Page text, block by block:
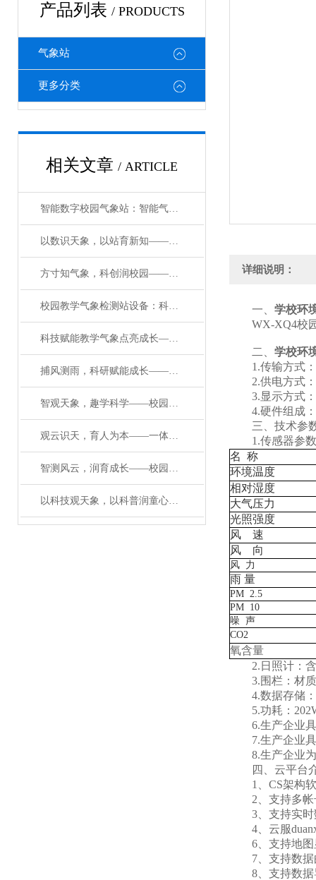
产品列表 / PRODUCTS
气象站
更多分类
相关文章 / ARTICLE
智能数字校园气象站：智能气象护航，筑牢校园育人新阵地
以数识天象，以站育新知——智能数字校园气象站系统赋能校园科普
方寸知气象，科创润校园——一体化校园气象观测设备科普介绍#2026已更新
校园教学气象检测站设备：科技赋能气象，深耕实践育人
科技赋能教学气象点亮成长—教学自动气象观测站，打造无围墙的科学实验室
捕风测雨，科研赋能成长——科研级校园气象检测设备核心解析#2026已更新
智观天象，趣学科学——校园教学自动气象观测站打造科普新场景
观云识天，育人为本——一体化校园教学气象观测站的育人价值
智测风云，润育成长——校园环境一体化气象站赋能科学教育
以科技观天象，以科普润童心——校园自动气象观测站赋能成长
详细说明：
一、 学校环
WX-XQ4校园
二、 学校环
1.传输方式：
2.供电方式：
3.显示方式：
4.硬件组成：
三、技术参
1.传感器参数
名 称
环境温度
相对湿度
大气压力
光照强度
风 速
风 向
风 力
雨 量
PM 2.5
PM 10
噪 声
CO2
氧含量
2.日照计：含
3.围栏：材质
4.数据存储：
5.功耗：
6.生产企业具
7.生产企业具
8.生产企业为
四、云平台
1、CS架构软
2、支持多帐
3、支持实时
4、云服
6、支持地图
7、支持数据
8、支持数据